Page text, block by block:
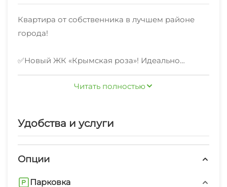
Квартира от собственника в лучшем районе
города!
✅Новый ЖК «Крымская роза»! Идеально
чистая, современная, новая квартира!
платежу!
✅Предоставляем все отчётные документы!
Читать полностью
Удобства и услуги
Опции
Парковка